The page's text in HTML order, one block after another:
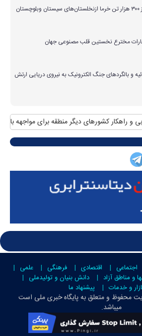
مخترع نخستین قلب مصنوعی جهان
و بالگردهای جنگ الکترونیک به نیروی دریایی ارتش
راهکار کشورهای دیگر منطقه برای مواجهه با آن
اجتماعی اقتصادی فرهنگی
علمی
و مناطق آزاد
دانش بنیان و تولیدملی
و خدمات
پیشنهاد ما
محفوظ و متعلق بهپایگاه خبری ملی است
میباشد.